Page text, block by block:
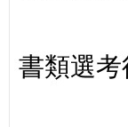
書類選